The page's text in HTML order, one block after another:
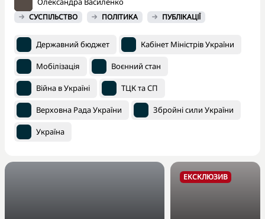
СУСПІЛЬСТВО ПОЛІТИКА ПУБЛІКАЦІЇ
Державний бюджет Кабінет Міністрів України
Мобілізація Воєнний стан
Війна в Україні ТЦК та СП
Верховна Рада України Збройні сили України
Україна
ЕКСКЛЮЗИВ